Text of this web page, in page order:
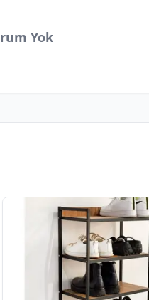
Yok